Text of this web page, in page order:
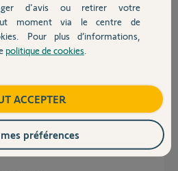
moteurs natifs radio protocole IO.
2 ans
sont des moteurs filaires. D' accord,
radio Somfy IO en termes de
moi ? merci
d'avis ou retirer votre
moment via le centre de
Pour plus d’informations,
politique de cookies
ACCEPTER
préférences